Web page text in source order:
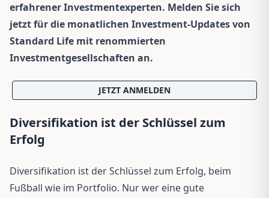
erfahrener Investmentexperten. Melden Sie sich
jetzt für die monatlichen Investment-Updates von
Standard Life mit renommierten
Investmentgesellschaften an.
JETZT ANMELDEN
Diversifikation ist der Schlüssel zum
Erfolg
Diversifikation ist der Schlüssel zum Erfolg, beim
Fußball wie im Portfolio. Nur wer eine gute